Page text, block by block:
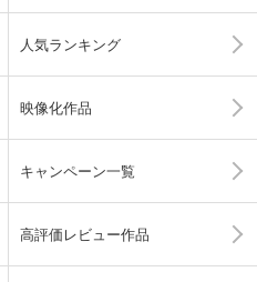
人気ランキング
映像化作品
キャンペーン一覧
高評価レビュー作品